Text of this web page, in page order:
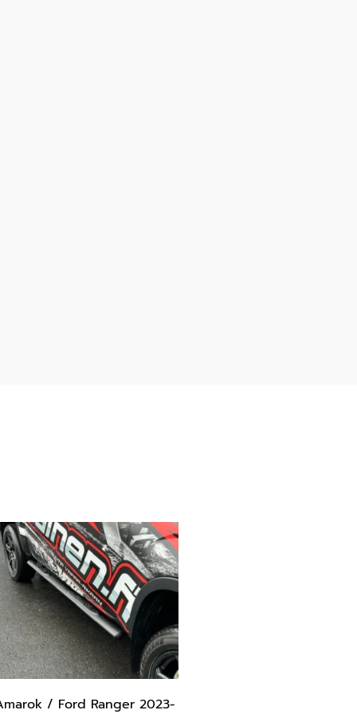
/ Ford Ranger 2023-